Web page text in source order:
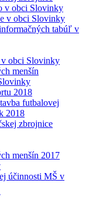
v obci Slovinky
v obci Slovinky
tabúľ v
obci Slovinky
menšín
2018
futbalovej
2018
zbrojnice
menšín 2017
účinnosti MŠ v